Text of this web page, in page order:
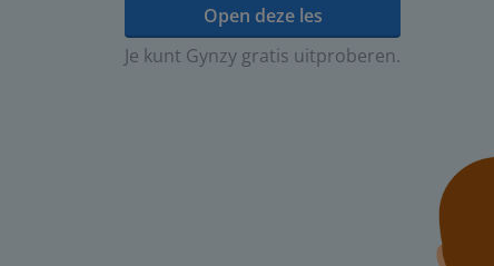
Open deze les
Je kunt Gynzy gratis uitproberen.